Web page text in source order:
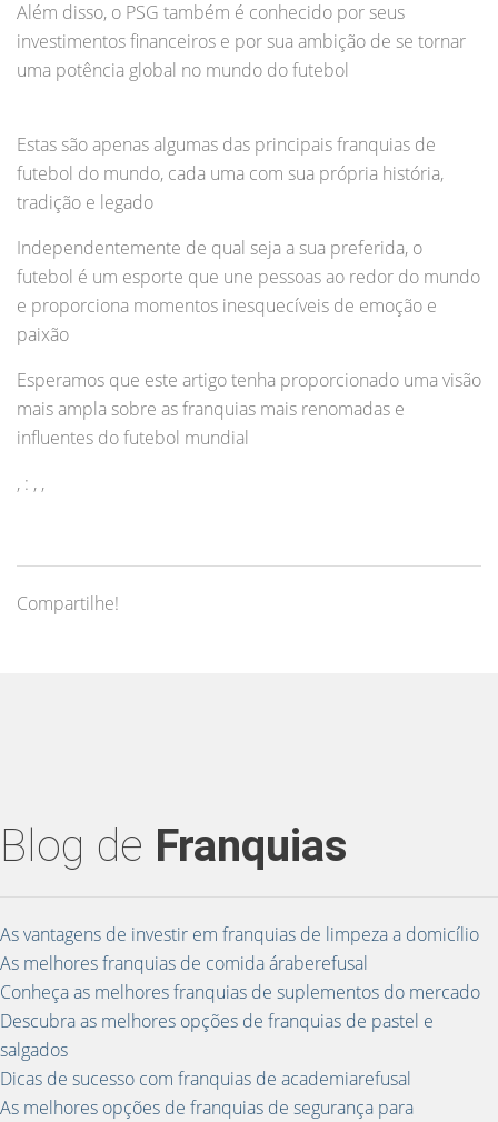
Além disso, o PSG também é conhecido por seus
investimentos financeiros e por sua ambição de se tornar
uma potência global no mundo do futebol
Estas são apenas algumas das principais franquias de
futebol do mundo, cada uma com sua própria história,
tradição e legado
Independentemente de qual seja a sua preferida, o
futebol é um esporte que une pessoas ao redor do mundo
e proporciona momentos inesquecíveis de emoção e
paixão
Esperamos que este artigo tenha proporcionado uma visão
mais ampla sobre as franquias mais renomadas e
influentes do futebol mundial
, : , ,
Compartilhe!
Blog de Franquias
As vantagens de investir em franquias de limpeza a domicílio
As melhores franquias de comida áraberefusal
Conheça as melhores franquias de suplementos do mercado
Descubra as melhores opções de franquias de pastel e
salgados
Dicas de sucesso com franquias de academiarefusal
As melhores opções de franquias de segurança para